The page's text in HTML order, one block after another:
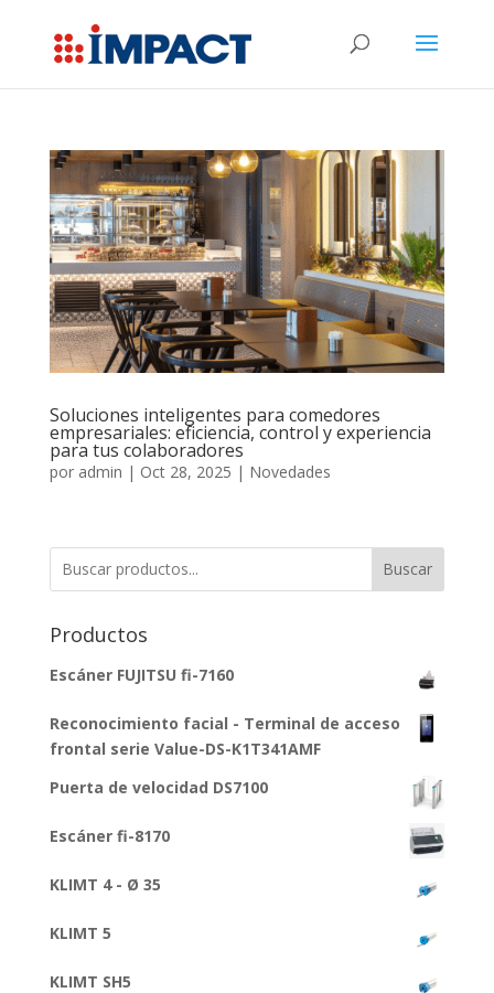
Soluciones inteligentes para comedores
empresariales: eficiencia, control y experiencia
para tus colaboradores
por admin | Oct 28, 2025 | Novedades
Buscar
Productos
Escáner FUJITSU fi-7160
Reconocimiento facial - Terminal de acceso
frontal serie Value-DS-K1T341AMF
Puerta de velocidad DS7100
Escáner fi-8170
KLIMT 4 - Ø 35
KLIMT 5
KLIMT SH5